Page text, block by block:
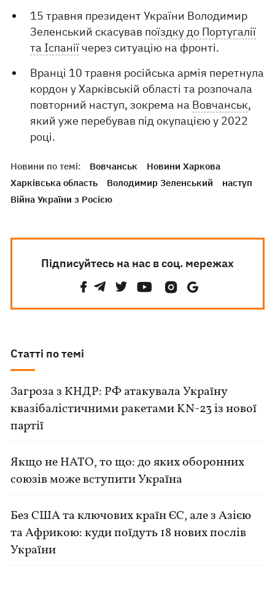
15 травня президент України Володимир
Зеленський скасував поїздку до Португалії
та Іспанії через ситуацію на фронті.
Вранці 10 травня російська армія перетнула
кордон у Харківській області та розпочала
повторний наступ, зокрема на Вовчанськ,
який уже перебував під окупацією у 2022
році.
Новини по темі: Вовчанськ
Новини Харкова
Харківська область
Володимир Зеленський
наступ
Війна України з Росією
Підписуйтесь на нас в соц. мережах
Статті по темі
Загроза з КНДР: РФ атакувала Україну
квазібалістичними ракетами KN-23 із нової
партії
Якщо не НАТО, то що: до яких оборонних
союзів може вступити Україна
Без США та ключових країн ЄС, але з Азією
та Африкою: куди поїдуть 18 нових послів
України